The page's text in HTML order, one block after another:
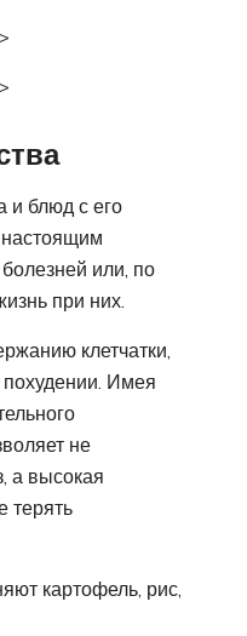
и блюд с его
или, по
при них.
клетчатки,
похудении. Имея
не
а высокая
терять
картофель, рис,